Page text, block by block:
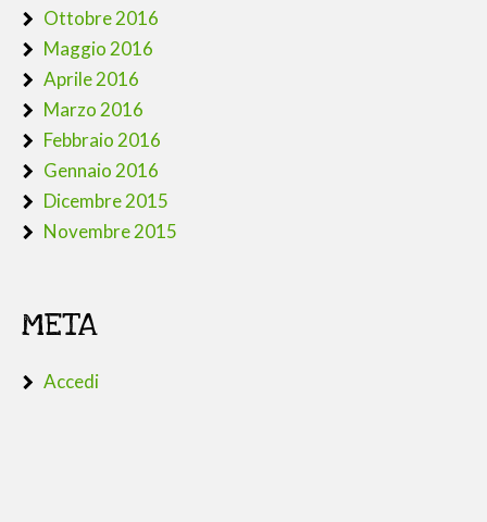
Ottobre 2016
Maggio 2016
Aprile 2016
Marzo 2016
Febbraio 2016
Gennaio 2016
Dicembre 2015
Novembre 2015
META
Accedi